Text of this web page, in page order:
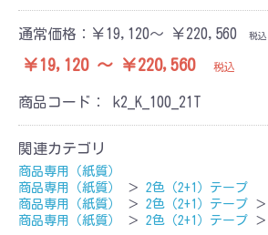
通常価格： ￥19,120～ ￥220,560 税込
￥19,120 ～ ￥220,560 税込
商品コード： k2_K_100_21T
関連カテゴリ
商品専用（紙質）
商品専用（紙質）
＞
2色（2+1）テープ
商品専用（紙質）
＞ 2色（2+1）テープ ＞
商品専用（紙質）
＞ 2色（2+1）テープ ＞